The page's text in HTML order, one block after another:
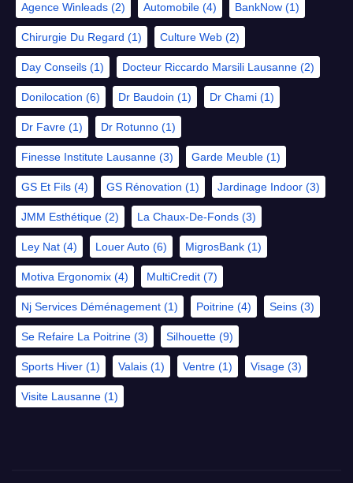
Agence Winleads (2) Automobile (4) BankNow (1)
Chirurgie Du Regard (1) Culture Web (2)
Day Conseils (1) Docteur Riccardo Marsili Lausanne (2)
Donilocation (6) Dr Baudoin (1) Dr Chami (1)
Dr Favre (1) Dr Rotunno (1)
Finesse Institute Lausanne (3) Garde Meuble (1)
GS Et Fils (4) GS Rénovation (1) Jardinage Indoor (3)
JMM Esthétique (2) La Chaux-De-Fonds (3)
Ley Nat (4) Louer Auto (6) MigrosBank (1)
Motiva Ergonomix (4) MultiCredit (7)
Nj Services Déménagement (1) Poitrine (4) Seins (3)
Se Refaire La Poitrine (3) Silhouette (9)
Sports Hiver (1) Valais (1) Ventre (1) Visage (3)
Visite Lausanne (1)